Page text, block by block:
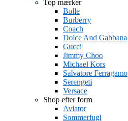
Top mærker
Bolle
Burberry
Coach
Dolce And Gabbana
Gucci
Jimmy Choo
Michael Kors
Salvatore Ferragamo
Serengeti
Versace
Shop efter form
Aviator
Sommerfugl